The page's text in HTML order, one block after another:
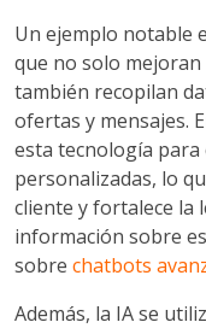
Un ejemplo notable
que no solo
también recopilan
ofertas y mensajes.
esta tecnología
personalizadas, lo
cliente y fortalece la
información sobre
sobre chatbots
Además, la IA se